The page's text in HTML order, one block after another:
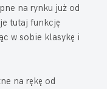
na rynku już od
tutaj funkcję
w sobie klasykę i
na rękę od